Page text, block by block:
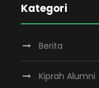
Kategori
Berita
Kiprah Alumni